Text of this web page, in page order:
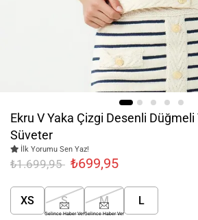
Ekru V Yaka Çizgi Desenli Düğmeli
Süveter
İlk Yorumu Sen Yaz!
₺1.699,95 ₺699,95
XS S
Gelince Haber Ver
M
Gelince Haber Ver
L